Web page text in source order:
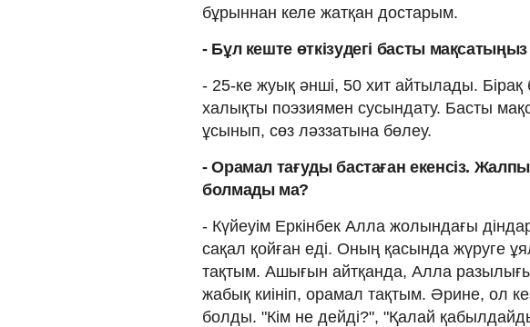
бұрыннан келе жатқан достарым.
- Бұл кеште өткізудегі басты
- 25-ке жуық әнші, 50 хит айтылады. Бірақ
халықты поэзиямен сусындату. Басты
ұсынып, сөз ләззатына бөлеу.
- Орамал тағуды бастаған екенсіз.
болмады ма?
- Күйеуім Еркінбек Алла жолындағы
сақал қойған еді. Оның қасында жүруге
тақтым. Ашығын айтқанда, Алла разылығы
жабық киініп, орамал тақтым. Әрине, ол
болды. "Кім не дейді?", "Қалай